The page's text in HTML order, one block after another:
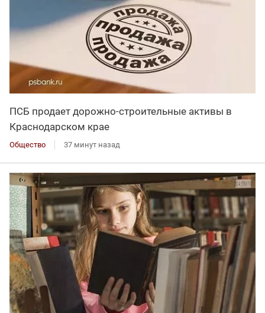
ПСБ продает дорожно-строительные активы в
Краснодарском крае
Общество 37 минут назад